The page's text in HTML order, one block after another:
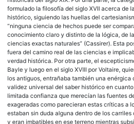
formulado la filosofía del siglo XVII acerca de
histórico, siguiendo las huellas del
“ninguna ciencia de hechos puede ser
conocimiento claro y distinto de la lógica, de
ciencias exactas naturales” (Cassirer). Esta
fuera del camino real de las ciencias e
verdad histórica. Por otra parte, el
Bayle y luego en el siglo XVIII por Voltaire,
los antiguos, entrañaba también una
validez universal del saber histórico en
limitada confianza que merecían las fuentes
exageradas como parecieran estas críticas a
estaban sin duda alguna dentro de los
y eran imbatibles en ese terreno mientras